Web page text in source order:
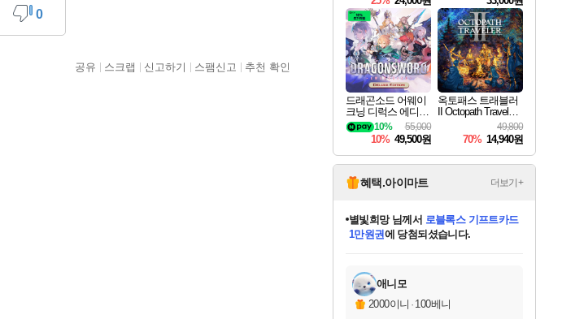
0
공유 스크랩 신고하기 스팸신고 추천 확인
드래곤소드 어웨이
크닝 디럭스 에디션
DragonSword Awake
ning Deluxe Edition
55,000
10%
10% 49,500원
옥토패스 트래블러
II Octopath Traveler I
49,800
70% 14,940원
혜택.아이마트 더보기+
교환.
당첨되셨습니다.
당첨되셨습니다.
당첨되셨습니다.
별빛희망님께서 로블록스 기프트카드
1만원권에 당첨되셨습니다.
당첨되셨습니다.
당첨되셨습니다.
당첨되셨습니다.
당첨되셨습니다.
에디션 (스팀코드)
당첨되셨습니다.
애니모
2000이니 · 100베니